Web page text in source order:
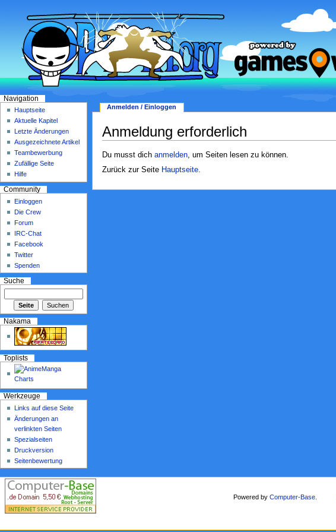
Anmeldung erforderlich
Du musst dich anmelden, um Seiten lesen zu können.
Zurück zur Seite Hauptseite.
Anmelden / Einloggen
Navigation
Hauptseite
Aktuelle Kapitel
Letzte Änderungen
Ausgezeichnete Artikel
Teambewerbung
Zufällige Seite
Hilfe
Community
Einloggen
Die Crew
Forum
IRC-Chat
Facebook
Twitter
Spenden
Suche
Nakama
Toplists
Werkzeuge
Links auf diese Seite
Änderungen an
verlinkten Seiten
Spezialseiten
Druckversion
Seitenbewertung
Powered byComputer-Base